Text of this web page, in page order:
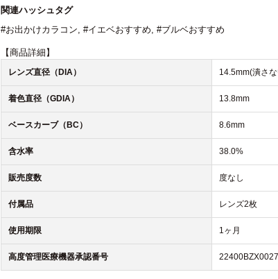
関連ハッシュタグ
#お出かけカラコン, #イエベおすすめ, #ブルベおすすめ
【商品詳細】
レンズ直径（DIA） 14.5mm(潰さ
着色直径（GDIA） 13.8mm
ベースカーブ（BC） 8.6mm
含水率 38.0%
販売度数 度なし
付属品 レンズ2枚
使用期限 1ヶ月
高度管理医療機器承認番号